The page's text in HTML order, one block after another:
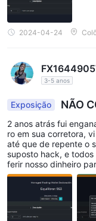
2024-04-24
3-5 anos
Exposição NÃO
2 anos atrás fui
ro em sua corretora,
até que de repente o
suposto hack, e
ferir nosso dinheiro
o está nessa
agem indicando que
verificação chegará
ada. Operações de
o estivesse sendo